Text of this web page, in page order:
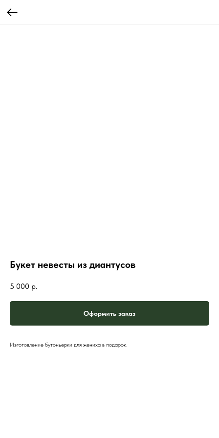
Букет невесты из диантусов
5 000 р.
Оформить заказ
Изготовление бутоньерки для жениха в подарок.